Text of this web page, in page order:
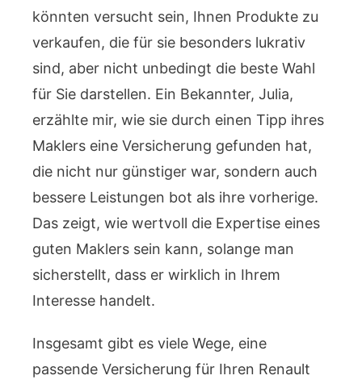
könnten versucht sein, Ihnen Produkte zu
verkaufen, die für sie besonders lukrativ
sind, aber nicht unbedingt die beste Wahl
für Sie darstellen. Ein Bekannter, Julia,
erzählte mir, wie sie durch einen Tipp ihres
Maklers eine Versicherung gefunden hat,
die nicht nur günstiger war, sondern auch
bessere Leistungen bot als ihre vorherige.
Das zeigt, wie wertvoll die Expertise eines
guten Maklers sein kann, solange man
sicherstellt, dass er wirklich in Ihrem
Interesse handelt.
Insgesamt gibt es viele Wege, eine
passende Versicherung für Ihren Renault